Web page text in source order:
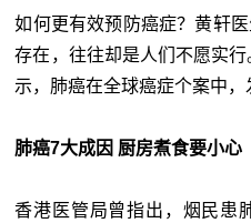
如何更有效预防癌症？黄轩
存在，往往却是人们不愿实
示，肺癌在全球癌症个案中，
肺癌7大成因 厨房煮食要小心
香港医管局曾指出，烟民患